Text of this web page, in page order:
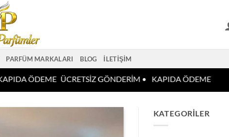
PARFÜM MARKALARI BLOG İLETIŞIM
ÖDEME ÜCRETSİZ GÖNDERİM • KAPIDA ÖDEME
KATEGORILER